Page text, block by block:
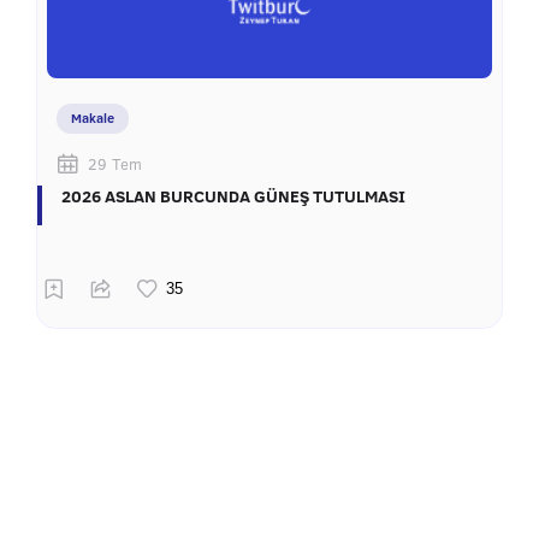
Makale
29 Tem
2026 ASLAN BURCUNDA GÜNEŞ TUTULMASI